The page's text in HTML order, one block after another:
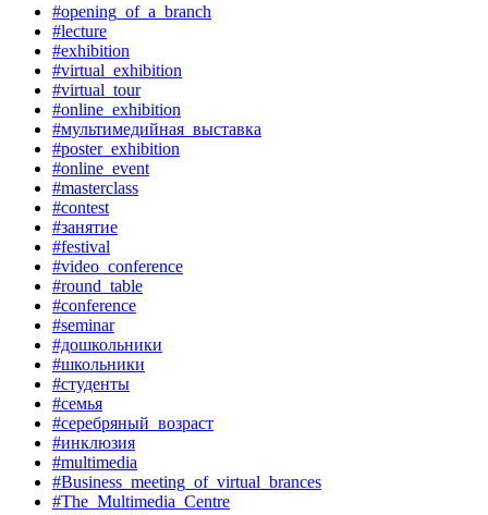
#opening_of_a_branch
#lecture
#exhibition
#virtual_exhibition
#virtual_tour
#online_exhibition
#мультимедийная_выставка
#poster_exhibition
#online_event
#masterclass
#contest
#занятие
#festival
#video_conference
#round_table
#conference
#seminar
#дошкольники
#школьники
#студенты
#семья
#серебряный_возраст
#инклюзия
#multimedia
#Business_meeting_of_virtual_brances
#The_Multimedia_Centre